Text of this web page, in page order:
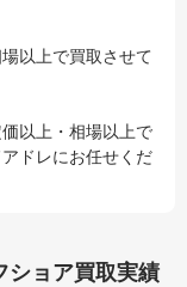
以上で買取させて
以上・相場以上で
ドレにお任せくだ
ショア買取実績